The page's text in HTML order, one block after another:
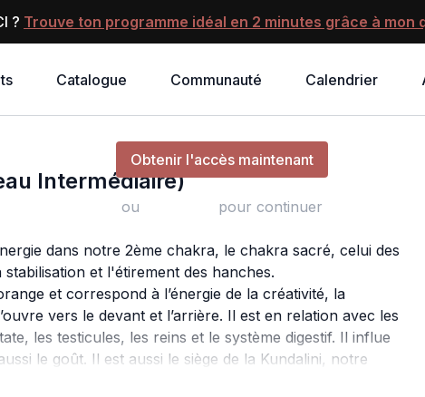
? Trouve ton programme idéal en 2 minutes grâce à mon
Catalogue Communauté Calendrier
2ème chakra, Svadhisthana (Niveau Intermédiaire)
Obtenir l'accès maintenant
ou pour continuer
Intermédiaire)
dans notre 2ème chakra, le chakra sacré, celui des
et l'étirement des hanches.
et correspond à l’énergie de la créativité, la
vers le devant et l’arrière. Il est en relation avec les
les testicules, les reins et le système digestif. Il influe
le goût. Il est aussi le siège de la Kundalini, notre